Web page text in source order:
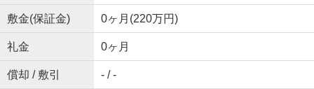
敷金(保証金) 0ヶ月(220万円)
礼金 0ヶ月
償却 / 敷引 - / -